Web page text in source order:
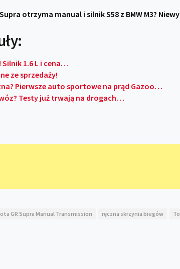
otrzyma manual i silnik S58 z BMW M3?
Silnik 1.6 L i cena…
ze sprzedaży!
Pierwsze auto sportowe na prąd Gazoo…
Testy już trwają na drogach…
GR Supra Manual Transmission ręczna skrzynia biegów